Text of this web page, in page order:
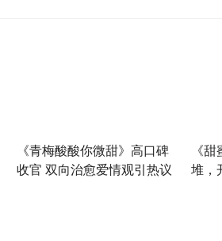
《青梅酸酸你微甜》高口碑
收官 双向治愈爱情观引热议
《
堆，